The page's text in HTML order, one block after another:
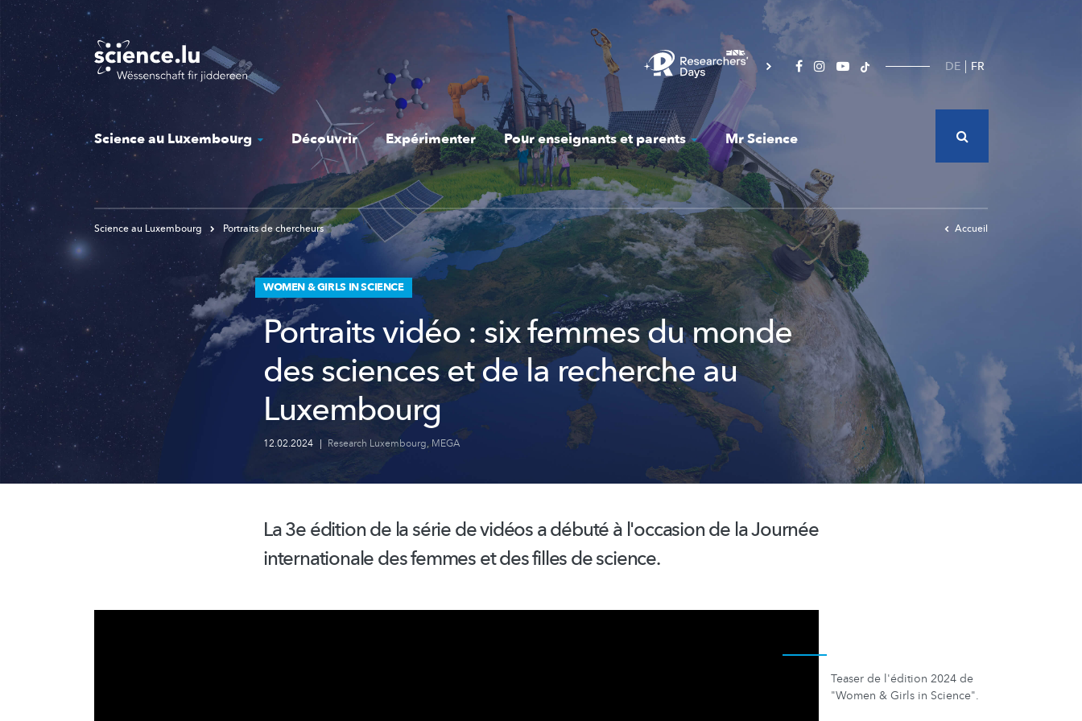
Skip
to
main
content
DE FR
Science au Luxembourg Découvrir Expérimenter Pour enseignants et parents Mr Science
Science au Luxembourg Portraits de chercheurs Accueil
WOMEN & GIRLS IN SCIENCE
Portraits vidéo : six femmes du monde
des sciences et de la recherche au
Luxembourg
12.02.2024 | Research Luxembourg, MEGA
La 3e édition de la série de vidéos a débuté à l'occasion de la Journée
internationaledes femmes et des filles de science.
Teaser de l'édition 2024 de
"Women & Girls in Science".